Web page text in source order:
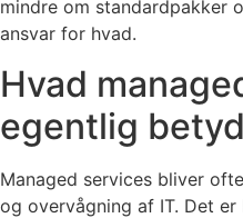
mindre om standardpakker
ansvar for hvad.
Hvad
egentlig
Managed services bliver
og overvågning af IT. Det